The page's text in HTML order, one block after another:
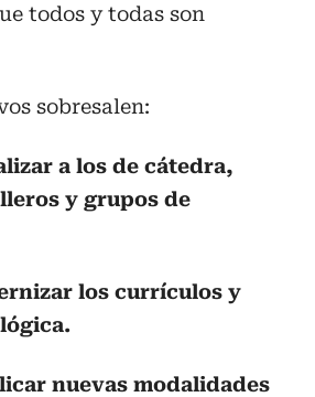
todos y todas son
sobresalen:
a los de cátedra,
y grupos de
los currículos y
nuevas modalidades